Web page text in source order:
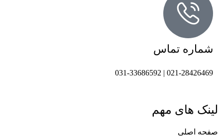
شماره تماس
021-28426469 | 031-33686592
لینک های مهم
صفحه اصلی